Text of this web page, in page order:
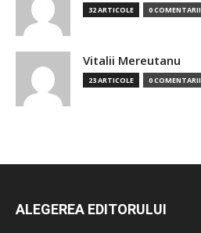
32 ARTICOLE 0 COMENTARII
Vitalii Mereutanu
23 ARTICOLE 0 COMENTARII
ALEGEREA EDITORULUI